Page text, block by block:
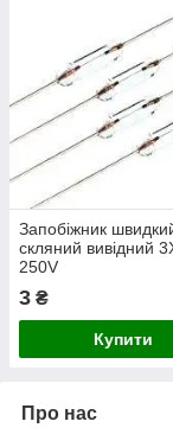
Запобіжник
скляний вивідний
250V
3 ₴
Купити
Про нас